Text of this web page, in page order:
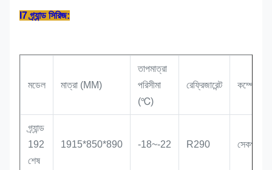
I7 গ্র্যান্ড সিরিজ:
মডেল মাত্রা (MM)
তাপমাত্রা
পরিসীমা
(℃)
রেফ্রিজারেন্ট কম্প্রেসার
গ্র্যান্ড
192
শেষ
1915*850*890 -18~-22 R290 সেকপ